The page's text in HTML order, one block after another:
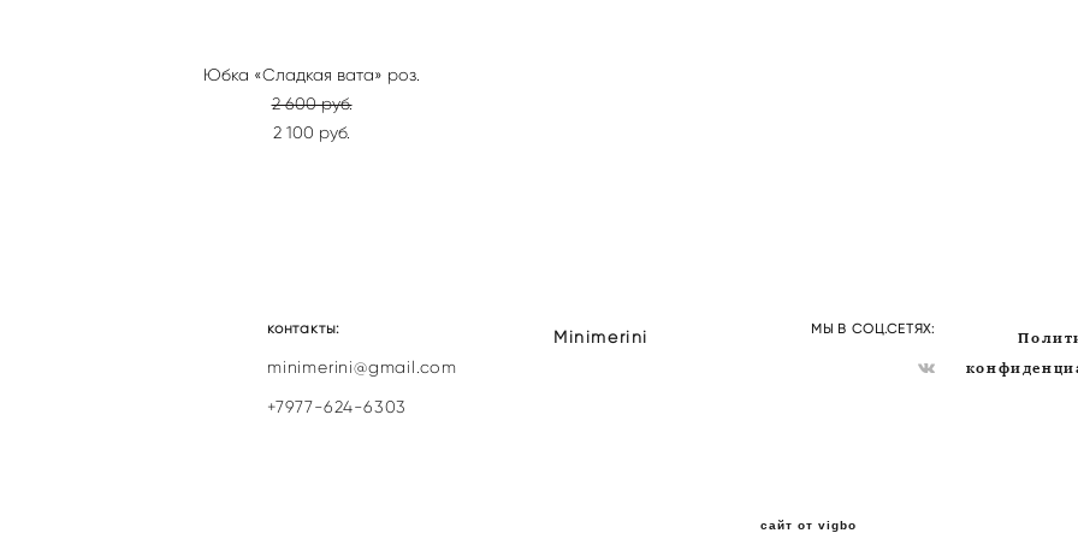
Юбка «Сладкая вата» роз.
2 600 pуб.
2 100 pуб.
контакты:
minimerini@gmail.com
+7977-624-6303
Minimerini МЫ В СОЦ.СЕТЯХ:
сайт от vigbo